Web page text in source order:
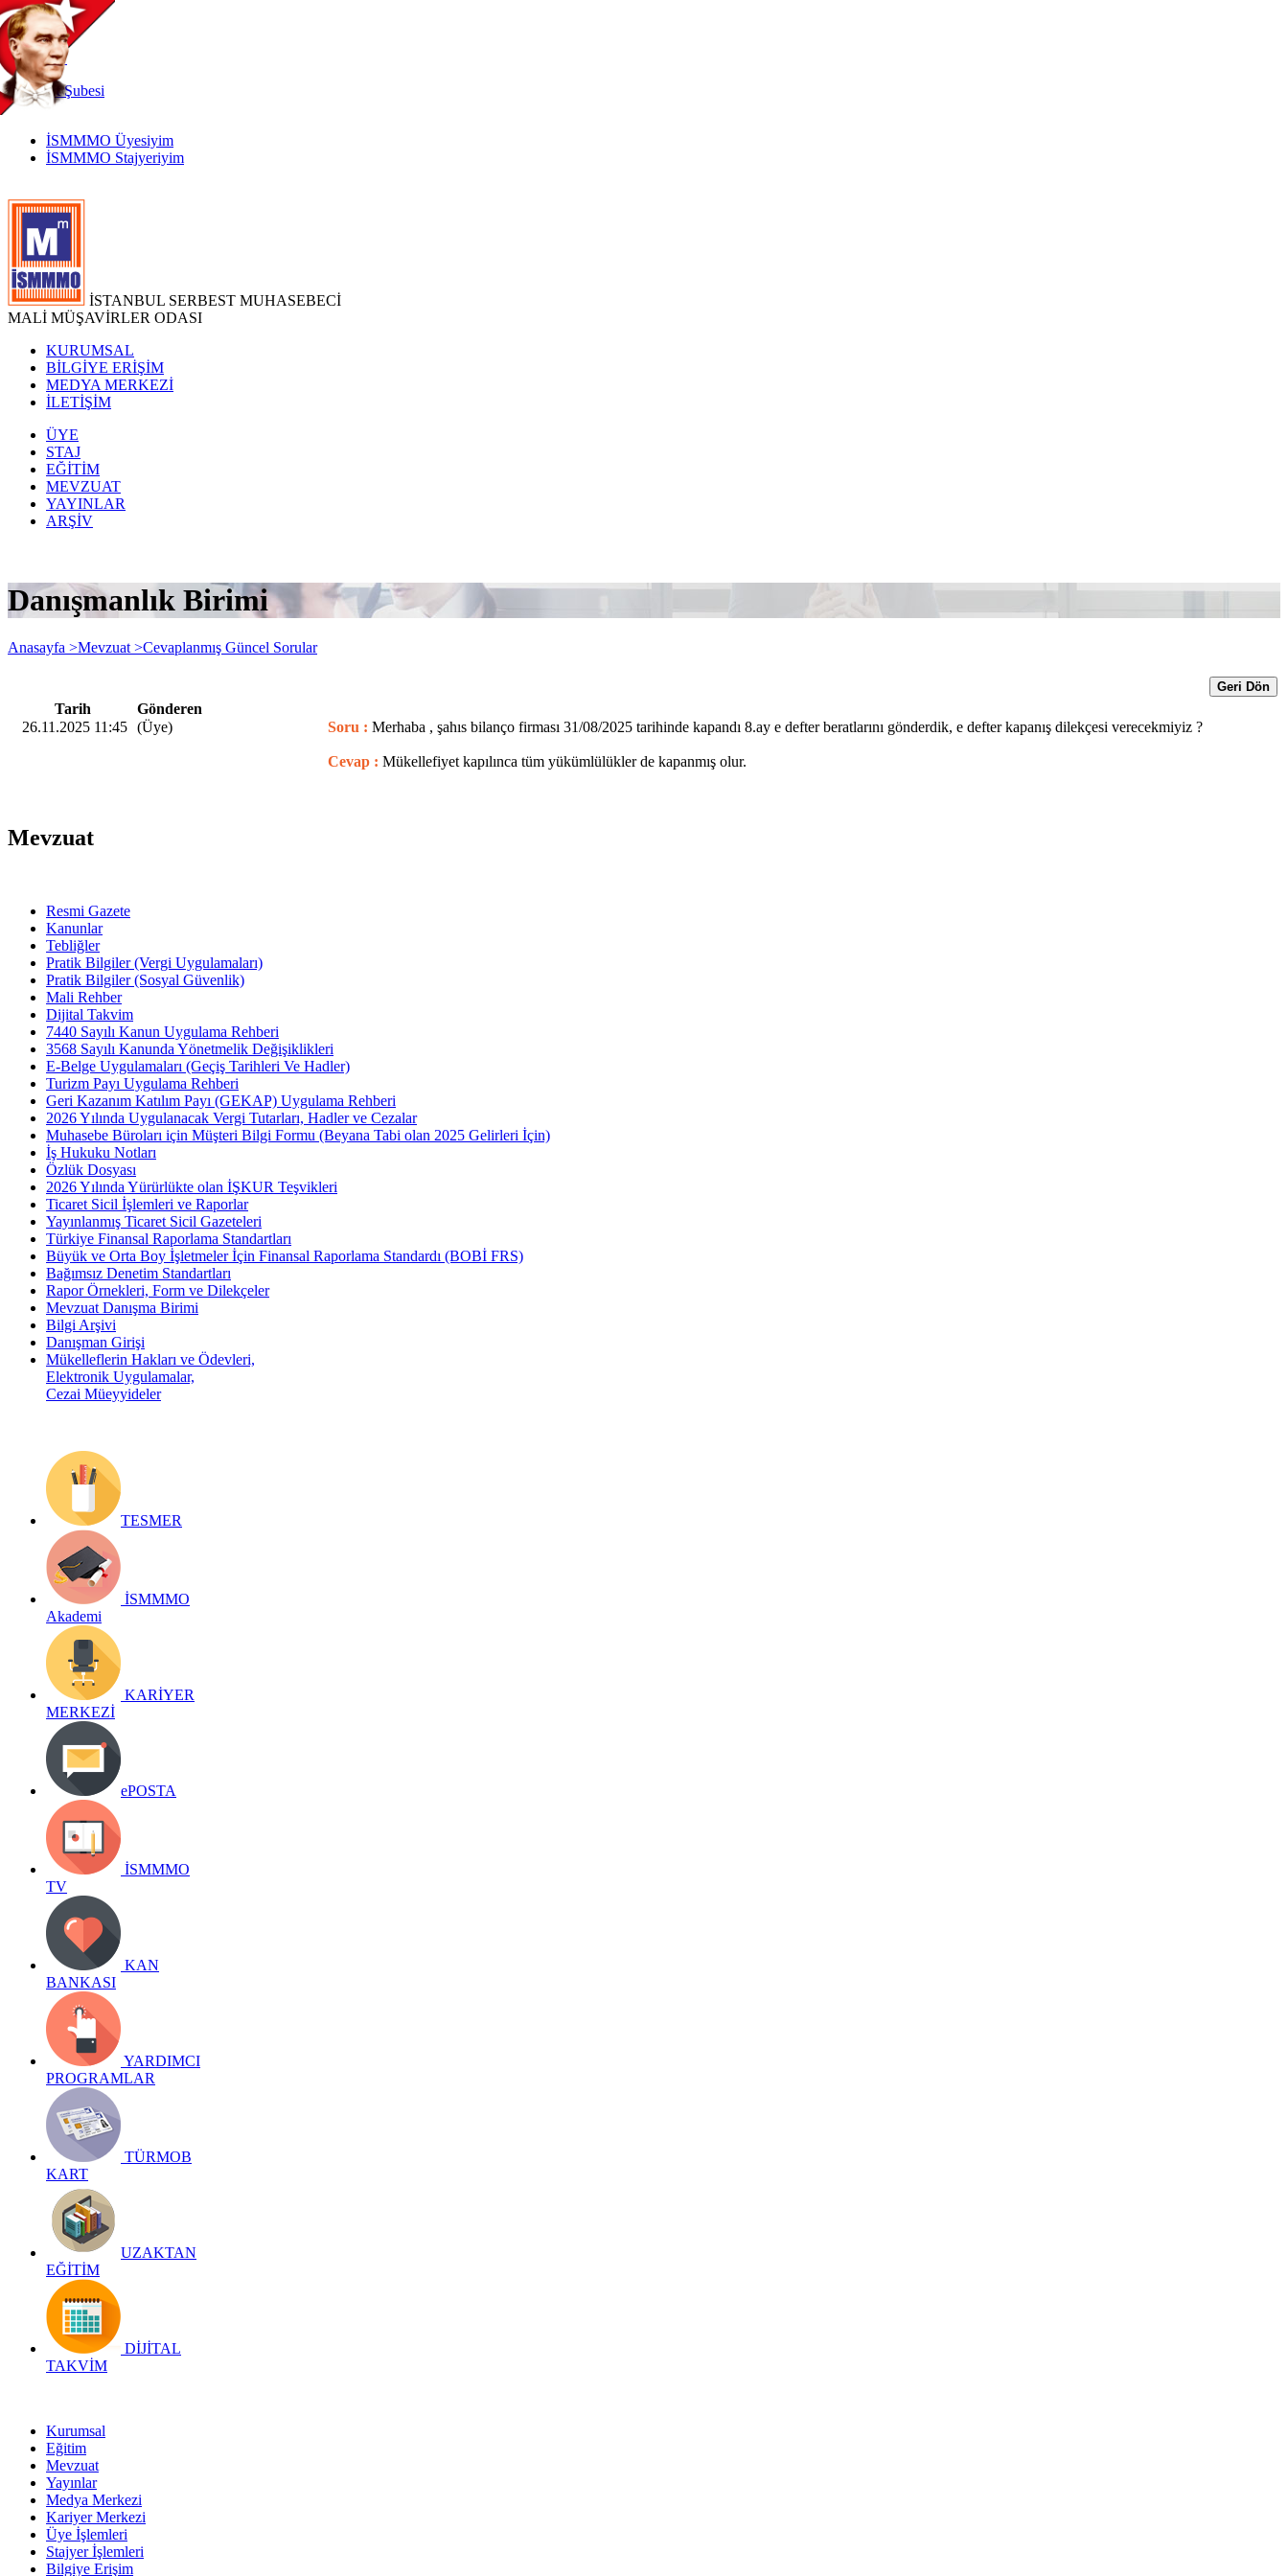
TR
|
EN
İnternetŞubesi
İSMMMO Üyesiyim
İSMMMO Stajyeriyim
İSTANBUL SERBEST MUHASEBECİ
MALİ MÜŞAVİRLER ODASI
KURUMSAL
BİLGİYE ERİŞİM
MEDYA MERKEZİ
İLETİŞİM
ÜYE
STAJ
EĞİTİM
MEVZUAT
YAYINLAR
ARŞİV
Danışmanlık Birimi
Anasayfa >Mevzuat >Cevaplanmış Güncel Sorular
Geri Dön
Tarih
Gönderen
26.11.2025 11:45
(Üye) Soru : Merhaba , şahıs bilanço firması 31/08/2025 tarihinde kapandı 8.ay e defter beratlarını gönderdik, e defter kapanış dilekçesi verecekmiyiz ?
Cevap : Mükellefiyet kapılınca tüm yükümlülükler de kapanmış olur.
Mevzuat
Resmi Gazete
Kanunlar
Tebliğler
Pratik Bilgiler (Vergi Uygulamaları)
Pratik Bilgiler (Sosyal Güvenlik)
Mali Rehber
Dijital Takvim
7440 Sayılı Kanun Uygulama Rehberi
3568 Sayılı Kanunda Yönetmelik Değişiklikleri
E-Belge Uygulamaları (Geçiş Tarihleri Ve Hadler)
Turizm Payı Uygulama Rehberi
Geri Kazanım Katılım Payı (GEKAP) Uygulama Rehberi
2026 Yılında Uygulanacak Vergi Tutarları, Hadler ve Cezalar
Muhasebe Büroları için Müşteri Bilgi Formu (Beyana Tabi olan 2025 Gelirleri İçin)
İş Hukuku Notları
Özlük Dosyası
2026 Yılında Yürürlükte olan İŞKUR Teşvikleri
Ticaret Sicil İşlemleri ve Raporlar
Yayınlanmış Ticaret Sicil Gazeteleri
Türkiye Finansal Raporlama Standartları
Büyük ve Orta Boy İşletmeler İçin Finansal Raporlama Standardı (BOBİ FRS)
Bağımsız Denetim Standartları
Rapor Örnekleri, Form ve Dilekçeler
Mevzuat Danışma Birimi
Bilgi Arşivi
Danışman Girişi
Mükelleflerin Hakları ve Ödevleri,
Elektronik Uygulamalar,
Cezai Müeyyideler
TESMER
İSMMMO
Akademi
KARİYER
MERKEZİ
ePOSTA
İSMMMO
TV
KAN
BANKASI
YARDIMCI
PROGRAMLAR
TÜRMOB
KART
UZAKTAN
EĞİTİM
DİJİTAL
TAKVİM
Kurumsal
Eğitim
Mevzuat
Yayınlar
Medya Merkezi
Kariyer Merkezi
Üye İşlemleri
Stajyer İşlemleri
Bilgiye Erişim